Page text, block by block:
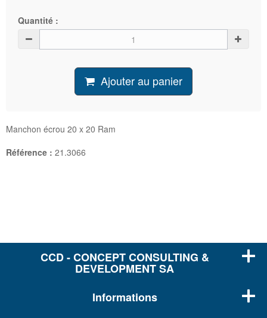
Quantité :
Ajouter au panier
Manchon écrou 20 x 20 Ram
Référence : 21.3066
CCD - CONCEPT CONSULTING &
DEVELOPMENT SA
Informations